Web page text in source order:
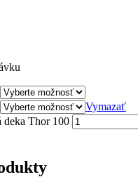
Vymazať
deka Thor 100